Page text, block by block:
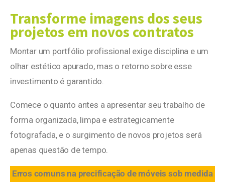
Transforme imagens dos seus
projetos em novos contratos
Montar um portfólio profissional exige disciplina e um
olhar estético apurado, mas o retorno sobre esse
investimento é garantido.
Comece o quanto antes a apresentar seu trabalho de
forma organizada, limpa e estrategicamente
fotografada, e o surgimento de novos projetos será
apenas questão de tempo.
Erros comuns na precificação de móveis sob medida